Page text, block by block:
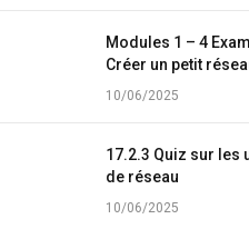
Modules 1 – 4
Créer un petit
10/06/2025
17.2.3 Quiz sur les
de réseau
10/06/2025